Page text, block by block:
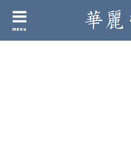
menu